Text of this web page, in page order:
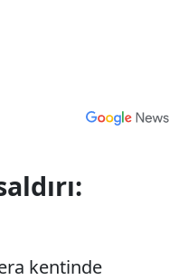
kentinde